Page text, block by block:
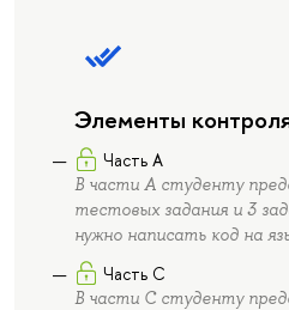
Элементы
Часть А
В части А студенту
тестовых задания и 3
нужно написать код на
Часть C
В части С студенту